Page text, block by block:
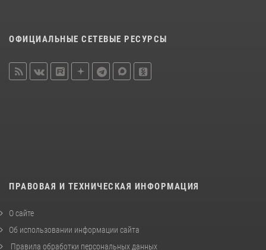
ОФИЦИАЛЬНЫЕ СЕТЕВЫЕ РЕСУРСЫ
ПРАВОВАЯ И ТЕХНИЧЕСКАЯ ИНФОРМАЦИЯ
О сайте
Об использовании информации сайта
Правила обработки персональных данных